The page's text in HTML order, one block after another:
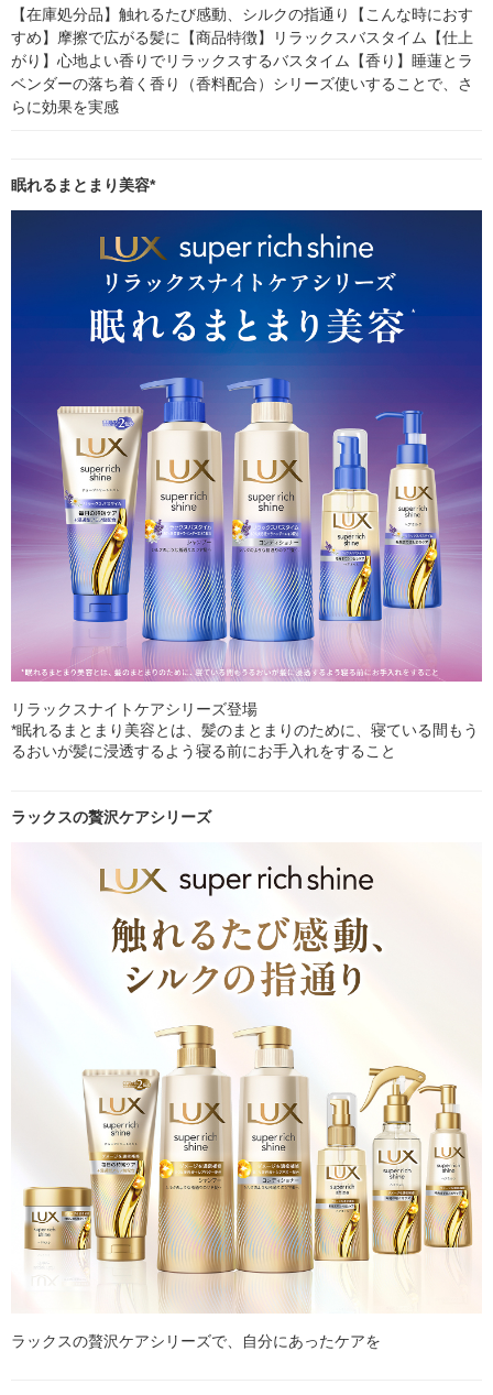
【在庫処分品】触れるたび感動、シルクの指通り【こんな時におす
すめ】摩擦で広がる髪に【商品特徴】リラックスバスタイム【仕上
がり】心地よい香りでリラックスするバスタイム【香り】睡蓮とラ
ベンダーの落ち着く香り（香料配合）シリーズ使いすることで、さ
らに効果を実感
眠れるまとまり美容*
リラックスナイトケアシリーズ登場
*眠れるまとまり美容とは、髪のまとまりのために、寝ている間もう
るおいが髪に浸透するよう寝る前にお手入れをすること
ラックスの贅沢ケアシリーズ
ラックスの贅沢ケアシリーズで、自分にあったケアを